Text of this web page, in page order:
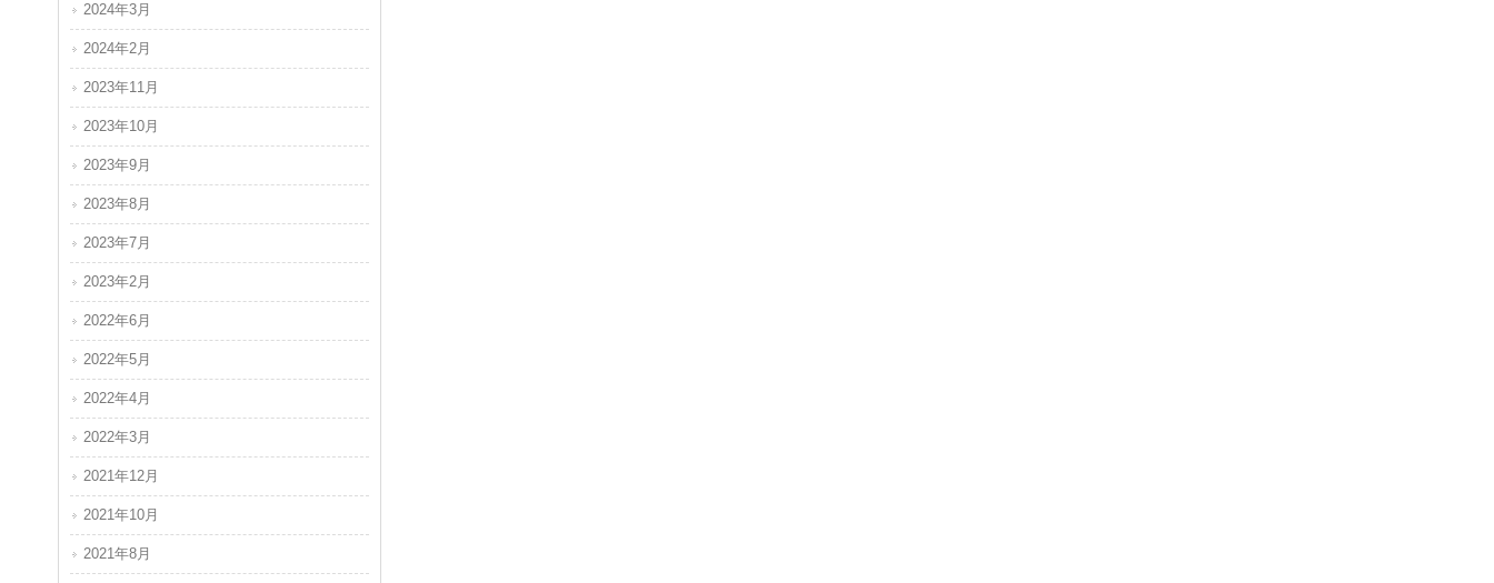
2024年3月
2024年2月
2023年11月
2023年10月
2023年9月
2023年8月
2023年7月
2023年2月
2022年6月
2022年5月
2022年4月
2022年3月
2021年12月
2021年10月
2021年8月